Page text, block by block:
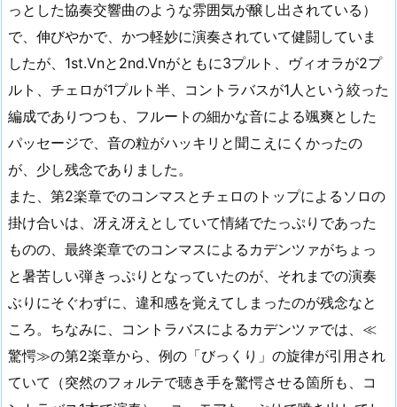
っとした協奏交響曲のような雰囲気が醸し出されている）
で、伸びやかで、かつ軽妙に演奏されていて健闘していま
したが、1st.Vnと2nd.Vnがともに3プルト、ヴィオラが2プ
ルト、チェロが1プルト半、コントラバスが1人という絞った
編成でありつつも、フルートの細かな音による颯爽とした
パッセージで、音の粒がハッキリと聞こえにくかったの
が、少し残念でありました。
また、第2楽章でのコンマスとチェロのトップによるソロの
掛け合いは、冴え冴えとしていて情緒でたっぷりであった
ものの、最終楽章でのコンマスによるカデンツァがちょっ
と暑苦しい弾きっぷりとなっていたのが、それまでの演奏
ぶりにそぐわずに、違和感を覚えてしまったのが残念なと
ころ。ちなみに、コントラバスによるカデンツァでは、≪
驚愕≫の第2楽章から、例の「びっくり」の旋律が引用され
ていて（突然のフォルテで聴き手を驚愕させる箇所も、コ